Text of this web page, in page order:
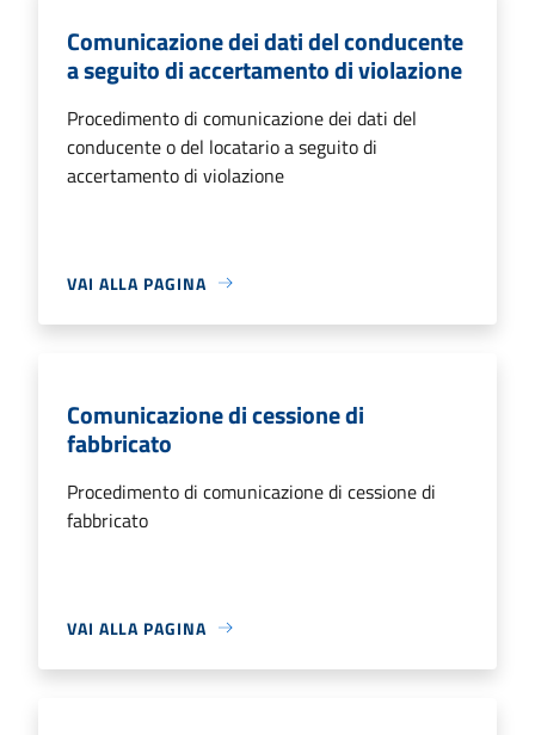
Comunicazione dei dati del conducente
a seguito di accertamento di violazione
Procedimento di comunicazione dei dati del
conducente o del locatario a seguito di
accertamento di violazione
VAI ALLA PAGINA
Comunicazione di cessione di
fabbricato
Procedimento di comunicazione di cessione di
fabbricato
VAI ALLA PAGINA